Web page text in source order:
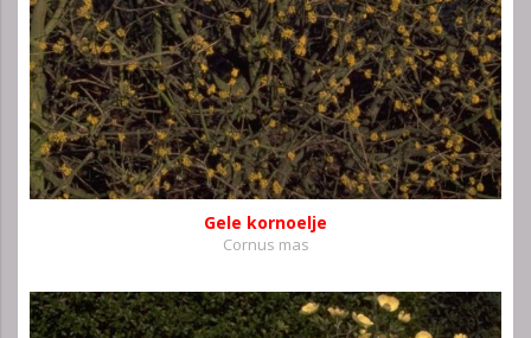
Gele kornoelje
Cornus mas